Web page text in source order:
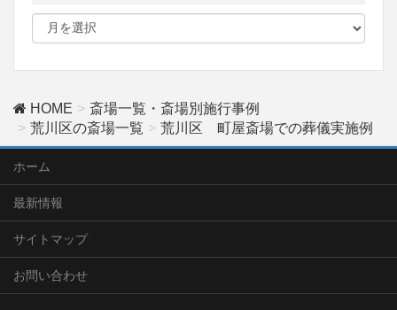
HOME
斎場一覧・斎場別施行事例
荒川区の斎場一覧
荒川区 町屋斎場での葬儀実施例
ホーム
最新情報
サイトマップ
お問い合わせ